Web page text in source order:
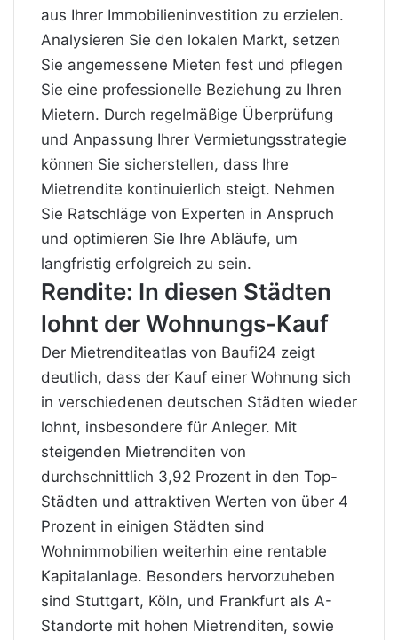
aus Ihrer Immobilieninvestition zu erzielen.
Analysieren Sie den lokalen Markt, setzen
Sie angemessene Mieten fest und pflegen
Sie eine professionelle Beziehung zu Ihren
Mietern. Durch regelmäßige Überprüfung
und Anpassung Ihrer Vermietungsstrategie
können Sie sicherstellen, dass Ihre
Mietrendite kontinuierlich steigt. Nehmen
Sie Ratschläge von Experten in Anspruch
und optimieren Sie Ihre Abläufe, um
langfristig erfolgreich zu sein.
Rendite: In diesen Städten
lohnt der Wohnungs-Kauf
Der Mietrenditeatlas von Baufi24 zeigt
deutlich, dass der Kauf einer Wohnung sich
in verschiedenen deutschen Städten wieder
lohnt, insbesondere für Anleger. Mit
steigenden Mietrenditen von
durchschnittlich 3,92 Prozent in den Top-
Städten und attraktiven Werten von über 4
Prozent in einigen Städten sind
Wohnimmobilien weiterhin eine rentable
Kapitalanlage. Besonders hervorzuheben
sind Stuttgart, Köln, und Frankfurt als A-
Standorte mit hohen Mietrenditen, sowie